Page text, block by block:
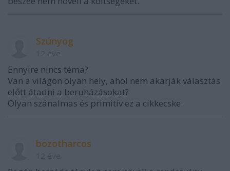
Szúnyog
Ennyire nincs téma?
Van a világon olyan hely, ahol nem akarják választás
előtt átadni a beruházásokat?
Olyan szánalmas és primitív ez a cikkecske.
bozotharcos